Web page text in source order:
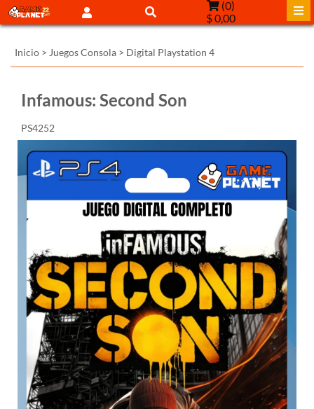
(0)
$ 0,00
Inicio > Juegos Consola > Digital Playstation 4
Infamous: Second Son
PS4252